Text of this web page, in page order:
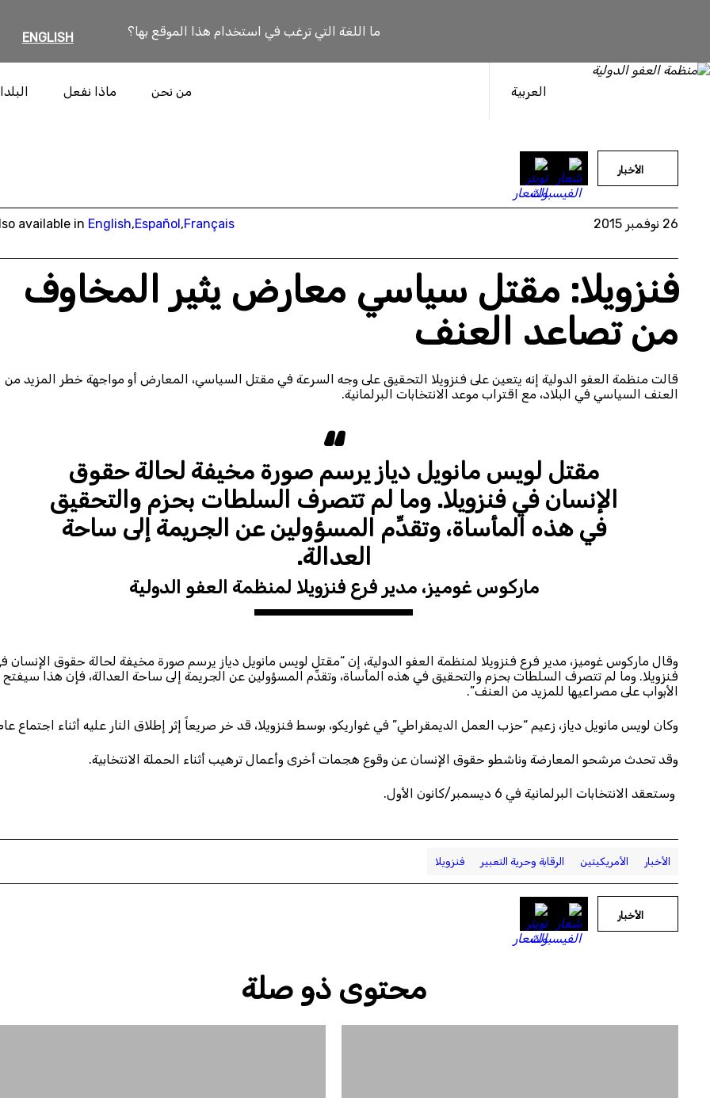
ما اللغة التي ترغب في استخدام هذا الموقع بها؟ ENGLISH
العربية من نحن ماذا نفعل
الأخبار
26 نوفمبر 2015 available in English,Español,Français
فنزويلا: مقتل سياسي معارض يثير المخاوف
من تصاعد العنف
قالت منظمة العفو الدولية إنه يتعين على فنزويلا التحقيق على وجه السرعة في مقتل السياسي، المعارض أو مواجهة خطر المزيد من
العنف السياسي في البلاد، مع اقتراب موعد الانتخابات البرلمانية.
مقتل لويس مانويل دياز يرسم صورة مخيفة لحالة حقوق
الإنسان في فنزويلا. وما لم تتصرف السلطات بحزم والتحقيق
في هذه المأساة، وتقدِّم المسؤولين عن الجريمة إلى ساحة
العدالة.
ماركوس غوميز، مدير فرع فنزويلا لمنظمة العفو الدولية
وقال ماركوس غوميز، مدير فرع فنزويلا لمنظمة العفو الدولية، إن “مقتل لويس مانويل دياز يرسم صورة مخيفة لحالة حقوق الإنسان
فنزويلا. وما لم تتصرف السلطات بحزم والتحقيق في هذه المأساة، وتقدِّم المسؤولين عن الجريمة إلى ساحة العدالة، فإن هذا سيفتح
الأبواب على مصراعيها للمزيد من العنف”.
وكان لويس مانويل دياز، زعيم “حزب العمل الديمقراطي” في غواريكو، بوسط فنزويلا، قد خر صريعاً إثر إطلاق النار عليه أثناء اجتماع
وقد تحدث مرشحو المعارضة وناشطو حقوق الإنسان عن وقوع هجمات أخرى وأعمال ترهيب أثناء الحملة الانتخابية.
وستعقد الانتخابات البرلمانية في 6 ديسمبر/كانون الأول.
الأخبار الأمريكيتين الرقابة وحرية التعبير فنزويلا
الأخبار
محتوى ذو صلة